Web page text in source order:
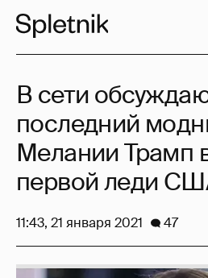
В сети
последний
Мелании Трамп
первой леди
11:43, 21 января 2021 47